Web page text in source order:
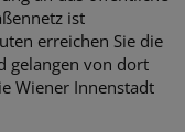
ist
erreichen Sie die
gelangen von dort
Wiener Innenstadt